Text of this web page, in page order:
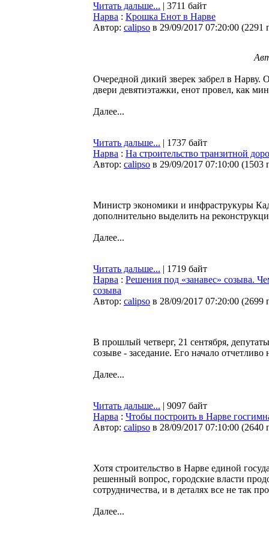
Читать дальше... | 3711 байт
Нарва : Крошка Енот в Нарве
Автор: calipso в 29/09/2017 07:20:00 (2291
Очередной дикий зверек забрел в Нарву.
двери девятиэтажки, енот провел, как
Далее...
Читать дальше... | 1737 байт
Нарва : На строительство транзитной
Автор: calipso в 29/09/2017 07:10:00 (1503
Министр экономики и инфраструкуры
дополнительно выделить на
Далее...
Читать дальше... | 1719 байт
Нарва : Решения под «занавес» созыва.
созыва
Автор: calipso в 28/09/2017 07:20:00 (2699
В прошлый четверг, 21 сентября,
созыве - заседание. Его начало
Далее...
Читать дальше... | 9097 байт
Нарва : Чтобы построить в Нарве
Автор: calipso в 28/09/2017 07:10:00 (2640
Хотя строительство в Нарве единой
решенный вопрос, городские власти
сотрудничества, и в деталях все не так
Далее...